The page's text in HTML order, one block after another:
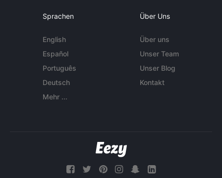
Sprachen
English
Español
Português
Deutsch
Mehr ...
Über Uns
Über uns
Unser Team
Unser Blog
Kontakt